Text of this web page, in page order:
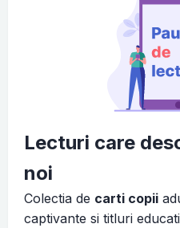
Lecturi care
noi
Colectia de carti copii
captivante si titluri